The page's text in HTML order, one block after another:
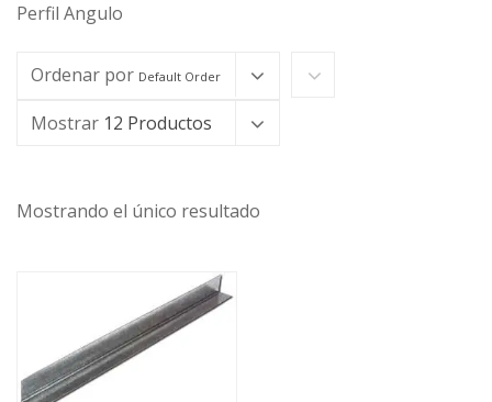
Perfil Angulo
Ordenar por Default Order
Mostrar 12 Productos
Mostrando el único resultado